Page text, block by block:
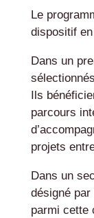
Le
dispositif
Dans un
Ils
parcours
projets
Dans un
désigné par
parmi cette